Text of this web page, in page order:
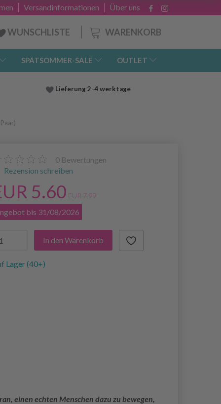
Über uns
Versandinformationen
WARENKORB
WUNSCHLISTE
SPÄTSOMMER-SALE OUTLET
Lieferung 2-4 werktage
0 Bewertungen
Rezension schreiben
5.60 EUR 7.99
bis 31/08/2026
In den Warenkorb
Lager (40+)
einen echten Menschen dazu zu bewegen,